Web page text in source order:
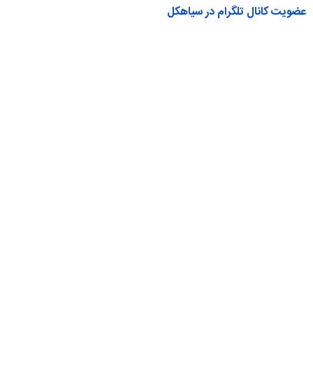
عضویت کانال تلگرام در سیاهکل